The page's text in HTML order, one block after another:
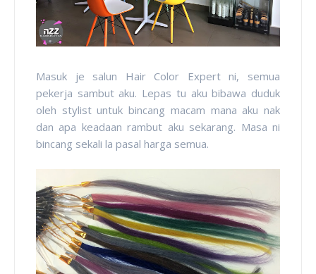
Masuk je salun Hair Color Expert ni, semua
pekerja sambut aku. Lepas tu aku bibawa duduk
oleh stylist untuk bincang macam mana aku nak
dan apa keadaan rambut aku sekarang. Masa ni
bincang sekali la pasal harga semua.